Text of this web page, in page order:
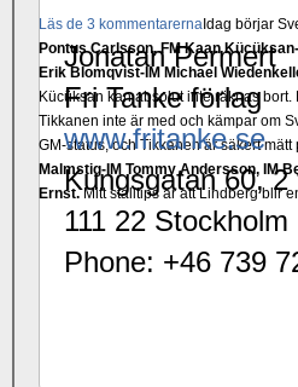
Läs de 3 kommentarerna Idag börjar
Pontus Carlsson, FM Kaan
Erik Blomqvist-IM Michael
Kücüksan kan absolut inte räknas
Tikkanen inte är med och kämpar om
GM-status, och Tikkanen är säkert
Malmstig-IM Tommy Andersson, IM
Ernst.Mitt stalltips är att Lindberg blir
Jonatan Permert
Fri Tanke förlag
www.fritanke.se
Kungsgatan 60, 2
111 22 Stockholm
Phone: +46 739